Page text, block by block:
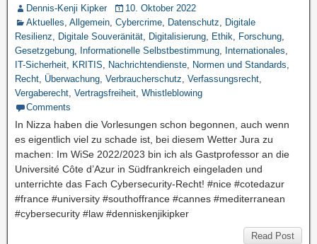
Dennis-Kenji Kipker
10. Oktober 2022
Aktuelles, Allgemein, Cybercrime, Datenschutz, Digitale
Resilienz, Digitale Souveränität, Digitalisierung, Ethik, Forschung,
Gesetzgebung, Informationelle Selbstbestimmung, Internationales,
IT-Sicherheit, KRITIS, Nachrichtendienste, Normen und Standards,
Recht, Überwachung, Verbraucherschutz, Verfassungsrecht,
Vergaberecht, Vertragsfreiheit, Whistleblowing
Comments
In Nizza haben die Vorlesungen schon begonnen, auch wenn
es eigentlich viel zu schade ist, bei diesem Wetter Jura zu
machen: Im WiSe 2022/2023 bin ich als Gastprofessor an die
Université Côte d’Azur in Südfrankreich eingeladen und
unterrichte das Fach Cybersecurity-Recht! #nice #cotedazur
#france #university #southoffrance #cannes #mediterranean
#cybersecurity #law #denniskenjikipker
Read Post